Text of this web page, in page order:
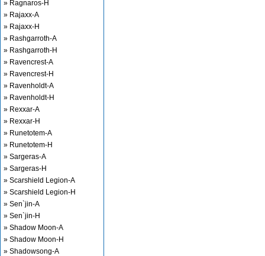
» Ragnaros-H
» Rajaxx-A
» Rajaxx-H
» Rashgarroth-A
» Rashgarroth-H
» Ravencrest-A
» Ravencrest-H
» Ravenholdt-A
» Ravenholdt-H
» Rexxar-A
» Rexxar-H
» Runetotem-A
» Runetotem-H
» Sargeras-A
» Sargeras-H
» Scarshield Legion-A
» Scarshield Legion-H
» Sen`jin-A
» Sen`jin-H
» Shadow Moon-A
» Shadow Moon-H
» Shadowsong-A